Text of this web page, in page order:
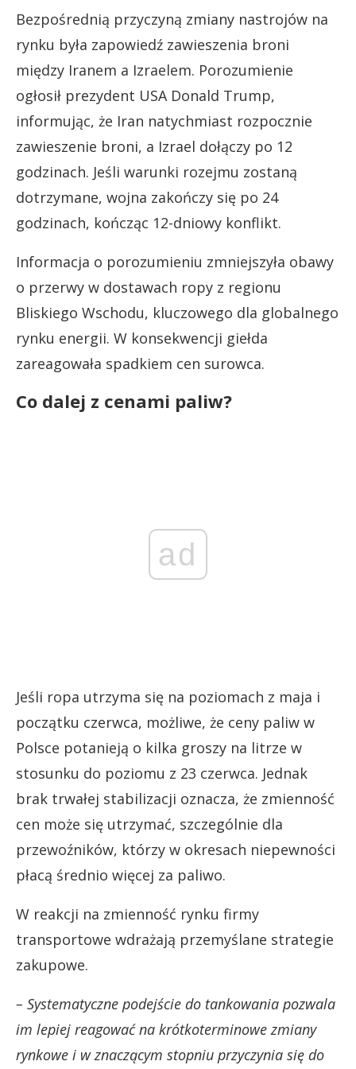
Bezpośrednią przyczyną zmiany nastrojów na
rynku była zapowiedź zawieszenia broni
między Iranem a Izraelem. Porozumienie
ogłosił prezydent USA Donald Trump,
informując, że Iran natychmiast rozpocznie
zawieszenie broni, a Izrael dołączy po 12
godzinach. Jeśli warunki rozejmu zostaną
dotrzymane, wojna zakończy się po 24
godzinach, kończąc 12-dniowy konflikt.
Informacja o porozumieniu zmniejszyła obawy
o przerwy w dostawach ropy z regionu
Bliskiego Wschodu, kluczowego dla globalnego
rynku energii. W konsekwencji giełda
zareagowała spadkiem cen surowca.
Co dalej z cenami paliw?
ad
Jeśli ropa utrzyma się na poziomach z maja i
początku czerwca, możliwe, że ceny paliw w
Polsce potanieją o kilka groszy na litrze w
stosunku do poziomu z 23 czerwca. Jednak
brak trwałej stabilizacji oznacza, że zmienność
cen może się utrzymać, szczególnie dla
przewoźników, którzy w okresach niepewności
płacą średnio więcej za paliwo.
W reakcji na zmienność rynku firmy
transportowe wdrażają przemyślane strategie
zakupowe.
– Systematyczne podejście do tankowania pozwala
im lepiej reagować na krótkoterminowe zmiany
rynkowe i w znaczącym stopniu przyczynia się do